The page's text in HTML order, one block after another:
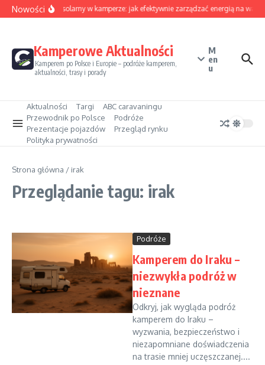
Przejdź do treści
NowościSezon solarny w kamperze: jak efektywnie zarządzać energią na
Kamperowe Aktualności
Kamperem po Polsce i Europie – podróże kamperem,
aktualności, trasy i porady
M
en
u
Aktualności Targi
ABC caravaningu
Przewodnik po Polsce
Podróże
Prezentacje pojazdów
Przegląd rynku
Polityka prywatności
Strona główna / irak
Przeglądanie tagu: irak
Podróże
Kamperem do Iraku –
niezwykła podróż w
nieznane
Odkryj, jak wygląda podróż
kamperem do Iraku –
wyzwania, bezpieczeństwo i
niezapomniane doświadczenia
na trasie mniej uczęszczanej....